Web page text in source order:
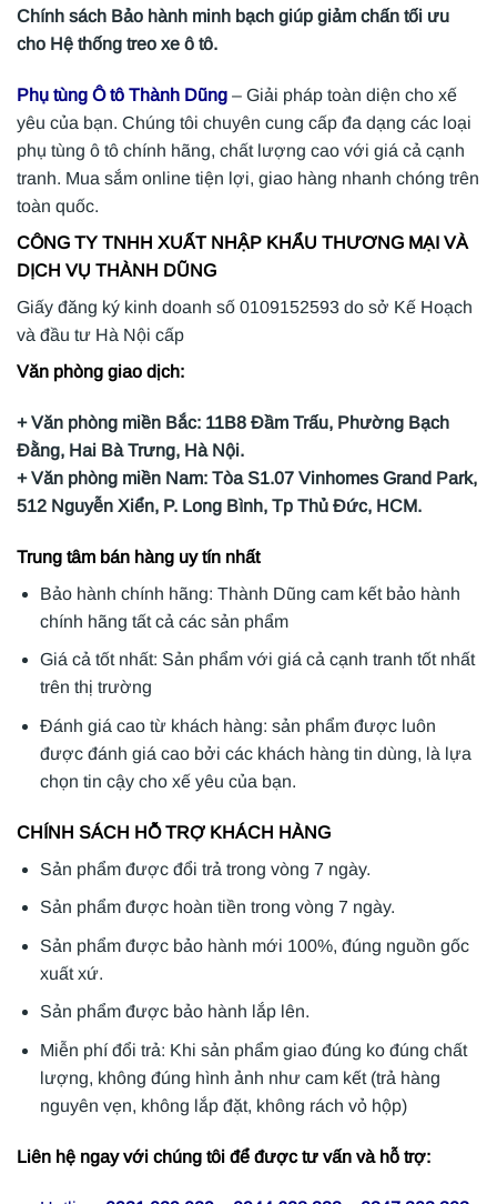
Chính sách Bảo hành minh bạch giúp giảm chấn tối ưu
cho Hệ thống treo xe ô tô.
Phụ tùng Ô tô Thành Dũng – Giải pháp toàn diện cho xế
yêu của bạn. Chúng tôi chuyên cung cấp đa dạng các loại
phụ tùng ô tô chính hãng, chất lượng cao với giá cả cạnh
tranh. Mua sắm online tiện lợi, giao hàng nhanh chóng trên
toàn quốc.
CÔNG TY TNHH XUẤT NHẬP KHẨU THƯƠNG MẠI VÀ
DỊCH VỤ THÀNH DŨNG
Giấy đăng ký kinh doanh số 0109152593 do sở Kế Hoạch
và đầu tư Hà Nội cấp
Văn phòng giao dịch:
+ Văn phòng miền Bắc: 11B8 Đầm Trấu, Phường Bạch
Đằng, Hai Bà Trưng, Hà Nội.
+ Văn phòng miền Nam: Tòa S1.07 Vinhomes Grand Park,
512 Nguyễn Xiển, P. Long Bình, Tp Thủ Đức, HCM.
Trung tâm bán hàng uy tín nhất
Bảo hành chính hãng: Thành Dũng cam kết bảo hành
chính hãng tất cả các sản phẩm
Giá cả tốt nhất: Sản phẩm với giá cả cạnh tranh tốt nhất
trên thị trường
Đánh giá cao từ khách hàng: sản phẩm được luôn
được đánh giá cao bởi các khách hàng tin dùng, là lựa
chọn tin cậy cho xế yêu của bạn.
CHÍNH SÁCH HỖ TRỢ KHÁCH HÀNG
Sản phẩm được đổi trả trong vòng 7 ngày.
Sản phẩm được hoàn tiền trong vòng 7 ngày.
Sản phẩm được bảo hành mới 100%, đúng nguồn gốc
xuất xứ.
Sản phẩm được bảo hành lắp lên.
Miễn phí đổi trả: Khi sản phẩm giao đúng ko đúng chất
lượng, không đúng hình ảnh như cam kết (trả hàng
nguyên vẹn, không lắp đặt, không rách vỏ hộp)
Liên hệ ngay với chúng tôi để được tư vấn và hỗ trợ: